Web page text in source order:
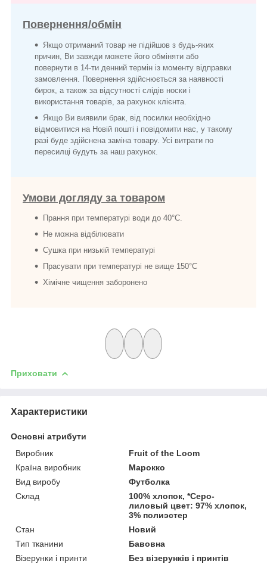
Повернення/обмін
Якщо отриманий товар не підійшов з будь-яких
причин, Ви завжди можете його обміняти або
повернути в 14-ти денний термін із моменту відправки
замовлення. Повернення здійснюється за наявності
бирок, а також за відсутності слідів носки і
використання товарів, за рахунок клієнта.
Якщо Ви виявили брак, від посилки необхідно
відмовитися на Новій пошті і повідомити нас, у такому
разі буде здійснена заміна товару. Усі витрати по
пересилці будуть за наш рахунок.
Умови догляду за товаром
Прання при температурі води до 40°C.
Не можна відбілювати
Сушка при низькій температурі
Прасувати при температурі не вище 150°C
Хімічне чищення заборонено
Приховати
Характеристики
Основні атрибути
Виробник
Fruit of the Loom
Країна виробник
Марокко
Вид виробу
Футболка
Склад
100% хлопок, *Серо-
лиловый цвет: 97% хлопок,
3% полиэстер
Стан
Новий
Тип тканини
Бавовна
Візерунки і принти
Без візерунків і принтів